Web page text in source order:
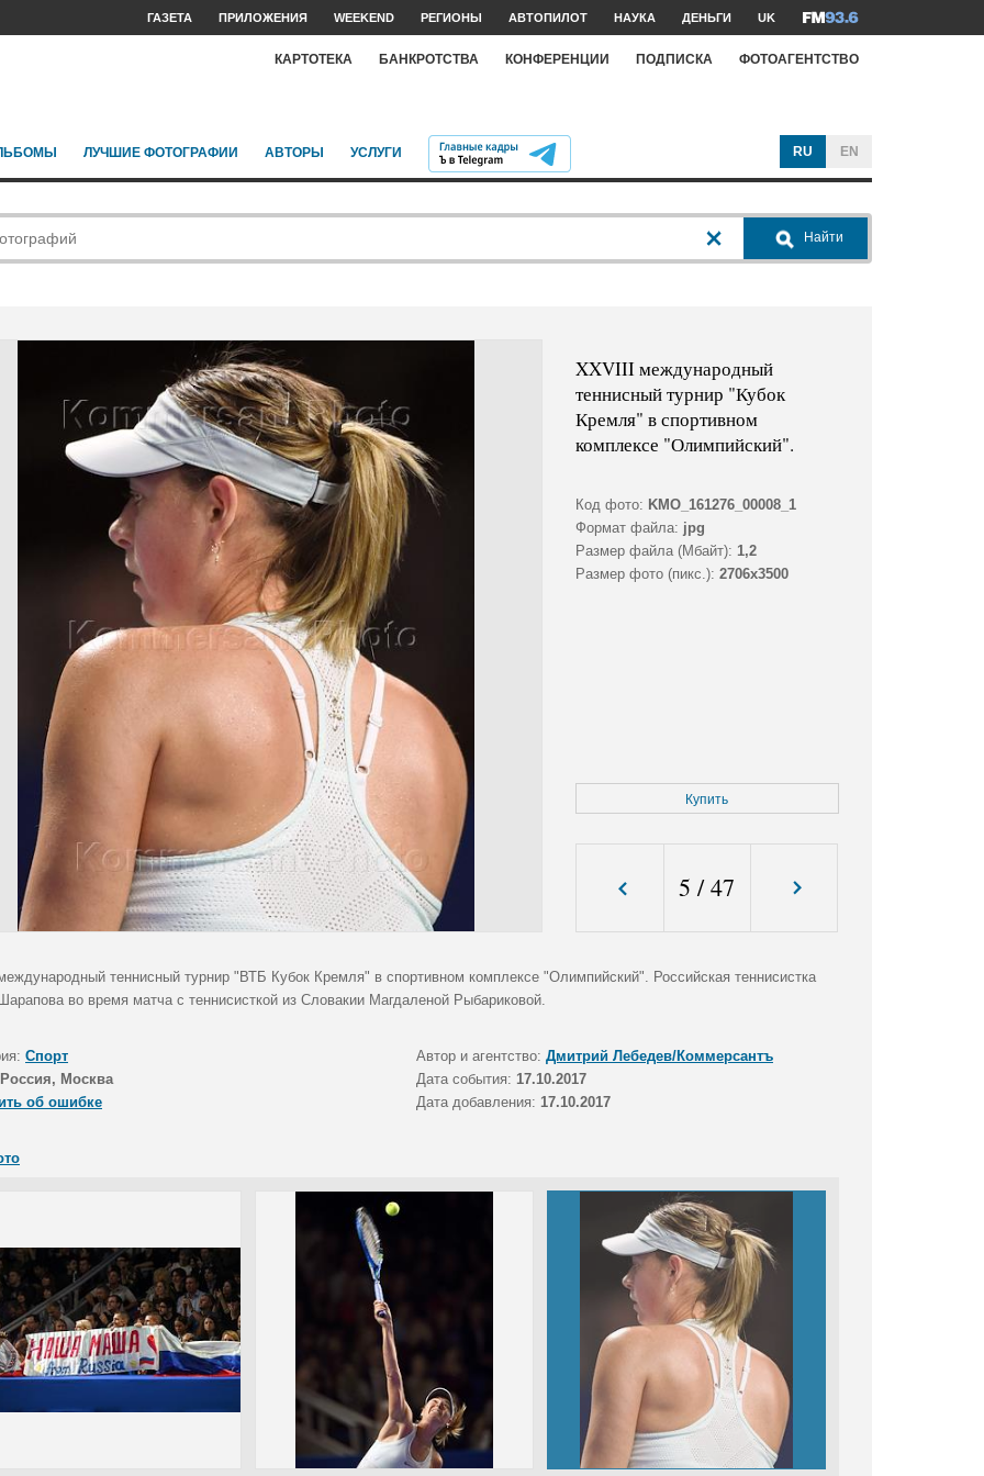
ГАЗЕТА ПРИЛОЖЕНИЯ WEEKEND РЕГИОНЫ АВТОПИЛОТ НАУКА ДЕНЬГИ UK
КАРТОТЕКА БАНКРОТСТВА КОНФЕРЕНЦИИ ПОДПИСКА ФОТОАГЕНТСТВО
ЛУЧШИЕ ФОТОГРАФИИ АВТОРЫ УСЛУГИ RU EN
Найти
XXVIII международный
теннисный турнир "Кубок
Кремля" в спортивном
комплексе "Олимпийский".
Код фото: KMO_161276_00008_1
Формат файла: jpg
Размер файла (Мбайт): 1,2
Размер фото (пикс.): 2706x3500
Купить
5 /47
теннисный турнир "ВТБ Кубок Кремля" в спортивном комплексе "Олимпийский". Российская теннисистка
во время матча с теннисисткой из Словакии Магдаленой Рыбариковой.
Спорт Автор и агентство: Дмитрий Лебедев/Коммерсантъ
Россия, Москва Дата события: 17.10.2017
об ошибке
Дата добавления: 17.10.2017